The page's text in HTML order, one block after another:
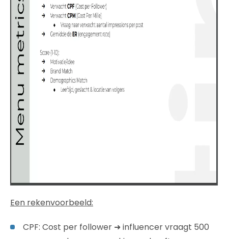
Een rekenvoorbeeld:
CPF: Cost per follower ➜ influencer vraagt 500